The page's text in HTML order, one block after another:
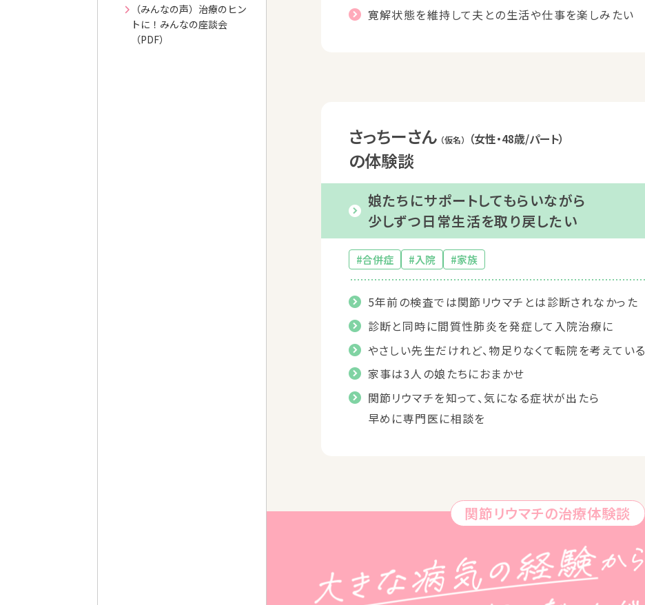
（みんなの声）治療のヒン
トに！みんなの座談会
（PDF）
寛解状態を維持して夫との生活や仕事を楽しみたい
さっちーさん （仮名） （女性・48歳/パート）
の体験談
娘たちにサポートしてもらいながら
少しずつ日常生活を取り戻したい
#合併症 #入院 #家族
5年前の検査では関節リウマチとは診断されなかった
診断と同時に間質性肺炎を発症して入院治療に
やさしい先生だけれど、物足りなくて転院を考えている
家事は3人の娘たちにおまかせ
関節リウマチを知って、気になる症状が出たら
早めに専門医に相談を
関節リウマチの治療体験談